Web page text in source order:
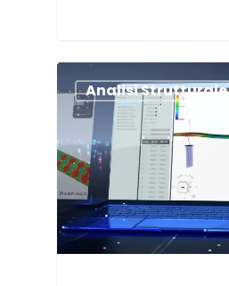
Analisi Strutturale